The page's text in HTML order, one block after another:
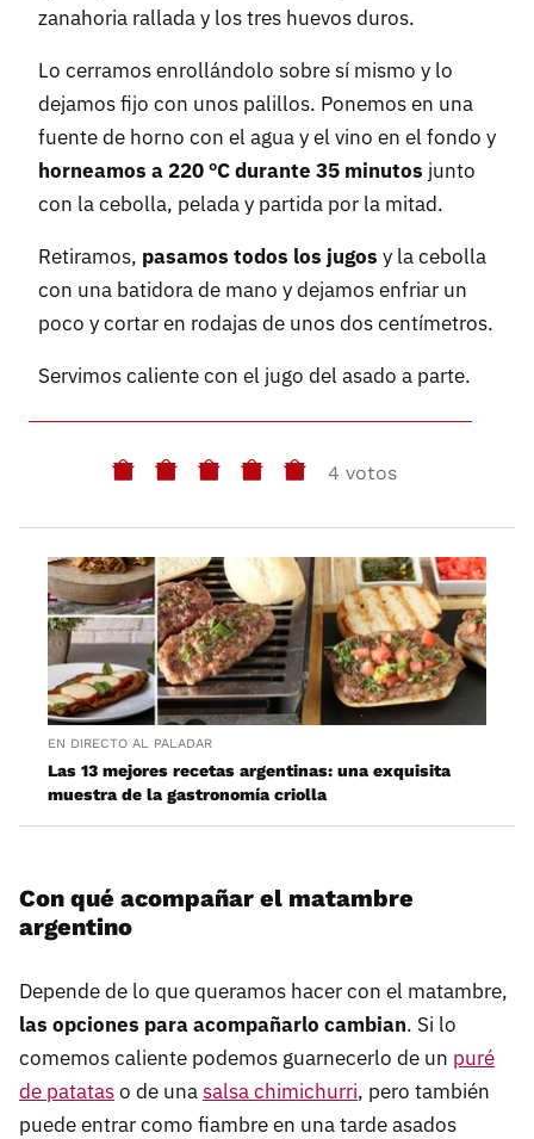
zanahoria rallada y los tres huevos duros.
Lo cerramos enrollándolo sobre sí mismo y lo
dejamos fijo con unos palillos. Ponemos en una
fuente de horno con el agua y el vino en el fondo y
horneamos a 220 ºC durante 35 minutos junto
con la cebolla, pelada y partida por la mitad.
Retiramos, pasamos todos los jugos y la cebolla
con una batidora de mano y dejamos enfriar un
poco y cortar en rodajas de unos dos centímetros.
Servimos caliente con el jugo del asado a parte.
4 votos
EN DIRECTO AL PALADAR
Las 13 mejores recetas argentinas: una exquisita
muestra de la gastronomía criolla
Con qué acompañar el matambre
argentino
Depende de lo que queramos hacer con el matambre,
las opciones para acompañarlo cambian. Si lo
comemos caliente podemos guarnecerlo de un puré
de patataso de unasalsa chimichurri, pero también
puede entrar como fiambre en una tarde asados